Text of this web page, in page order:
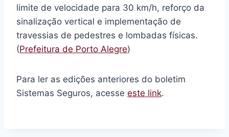
limite de velocidade para 30 km/h, reforço da
sinalização vertical e implementação de
travessias de pedestres e lombadas físicas.
(Prefeitura de Porto Alegre)
Para ler as edições anteriores do boletim
Sistemas Seguros, acesse este link.